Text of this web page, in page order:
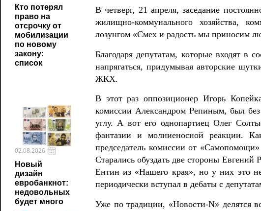
Кто потерял
право на
отсрочку от
мобилизации
по новому
закону:
список
02.08.2026
Новый
дизайн
евробанкнот:
недовольных
будет много
В четверг, 21 апреля, заседание
жилищно-коммунального хозяйства,
лозунгом «Смех и радость мы приносим
Благодаря депутатам, которые входят
напрягаться, придумывая авторские
ЖКХ.
В этот раз оппозиционер Игорь
комиссии Александром Репиным, был
углу. А вот его однопартиец Олег
фантазии и молниеносной реакции.
председатель комиссии от
Старались обуздать две стороны
Ентин из «Нашего края», но у них это
периодически вступал в дебаты с
Уже по традиции, «Новости-N» делятся